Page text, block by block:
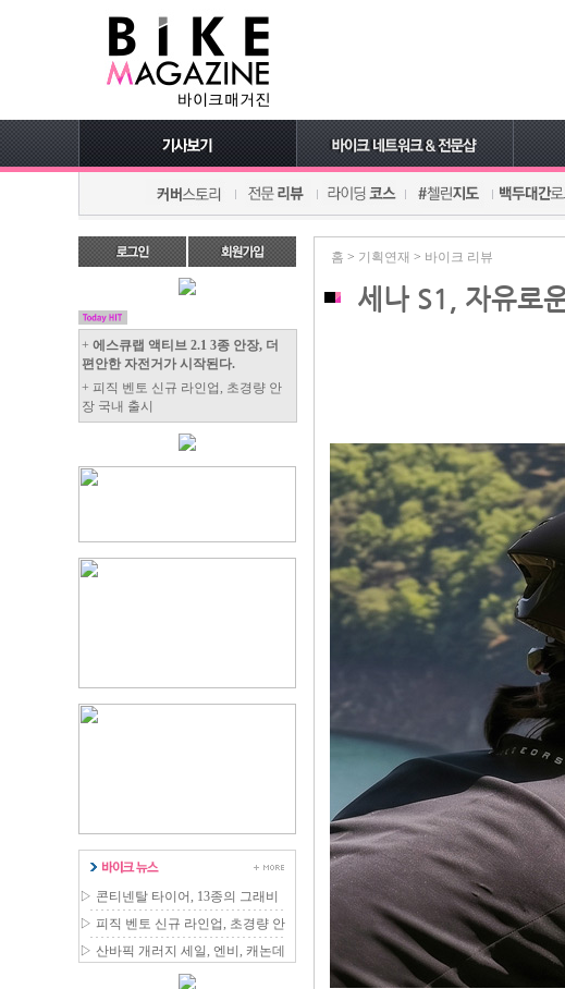
+ 에스큐랩 액티브 2.1 3종 안장, 더
편안한 자전거가 시작된다.
+ 피직 벤토 신규 라인업, 초경량 안
장 국내 출시
▷ 콘티넨탈 타이어, 13종의 그래비
티 MTB 라인업 확장
▷ 피직 벤토 신규 라인업, 초경량 안
장 국내 출시
▷ 산바픽 개러지 세일, 엔비, 캐논데
홈 > 기획연재 > 바이크 리뷰
세나 S1, 자유로